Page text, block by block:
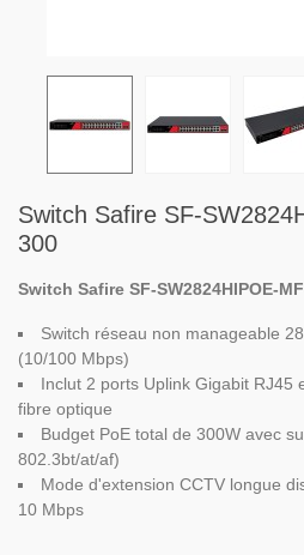
Switch Safire SF-
300
Switch Safire SF-SW2824HIPOE-
Switch réseau non manageable
(10/100 Mbps)
Inclut 2 ports Uplink Gigabit RJ45
fibre optique
Budget PoE total de 300W avec
802.3bt/at/af)
Mode d'extension CCTV longue
10 Mbps